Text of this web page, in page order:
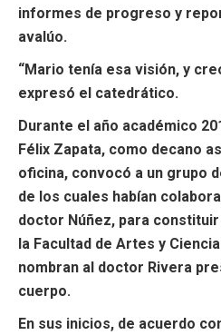
informes de progreso y
avalúo.
“Mario tenía esa visión, y
expresó el catedrático.
Durante el año académico
Félix Zapata, como decano
oficina, convocó a un grupo
de los cuales habían
doctor Núñez, para
la Facultad de Artes y
nombran al doctor Rivera
cuerpo.
En sus inicios, de acuerdo